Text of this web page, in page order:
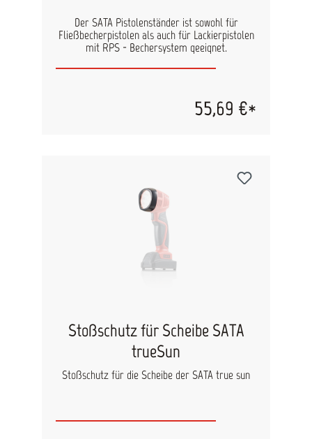
Der SATA Pistolenständer ist sowohl für
Fließbecherpistolen als auch für Lackierpistolen
mit RPS - Bechersystem geeignet.
55,69 €*
Stoßschutz für Scheibe SATA
trueSun
Stoßschutz für die Scheibe der SATA true sun